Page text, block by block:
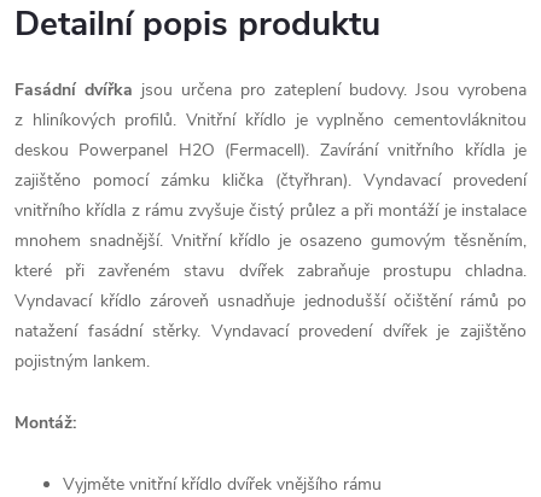
Detailní popis produktu
Fasádní dvířka jsou určena pro zateplení budovy. Jsou vyrobena
z hliníkových profilů. Vnitřní křídlo je vyplněno cementovláknitou
deskou Powerpanel H2O (Fermacell). Zavírání vnitřního křídla je
zajištěno pomocí zámku klička (čtyřhran). Vyndavací provedení
vnitřního křídla z rámu zvyšuje čistý průlez a při montáží je instalace
mnohem snadnější. Vnitřní křídlo je osazeno gumovým těsněním,
které při zavřeném stavu dvířek zabraňuje prostupu chladna.
Vyndavací křídlo zároveň usnadňuje jednodušší očištění rámů po
natažení fasádní stěrky. Vyndavací provedení dvířek je zajištěno
pojistným lankem.
Montáž:
Vyjměte vnitřní křídlo dvířek vnějšího rámu